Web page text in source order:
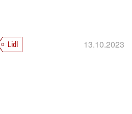
Lidl 13.10.2023